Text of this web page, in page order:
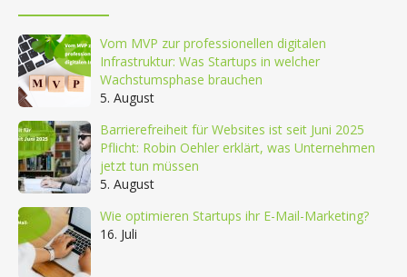
Vom MVP zur professionellen digitalen
Infrastruktur: Was Startups in welcher
Wachstumsphase brauchen
5. August
Barrierefreiheit für Websites ist seit Juni 2025
Pflicht: Robin Oehler erklärt, was Unternehmen
jetzt tun müssen
5. August
Wie optimieren Startups ihr E-Mail-Marketing?
16. Juli